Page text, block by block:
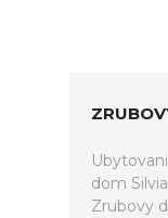
dom
Zrubovy